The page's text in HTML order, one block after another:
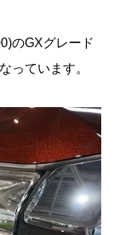
のGXグレード
っています。